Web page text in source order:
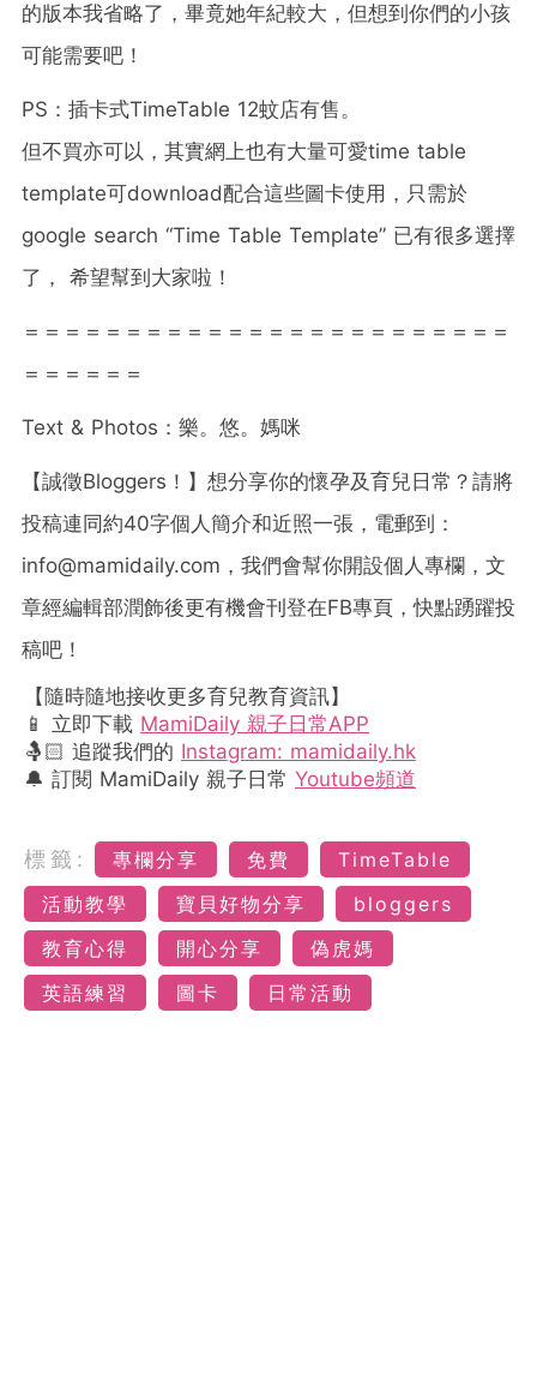
的版本我省略了，畢竟她年紀較大，但想到你們的小孩
可能需要吧！
PS：插卡式TimeTable 12蚊店有售。
但不買亦可以，其實網上也有大量可愛time table
template可download配合這些圖卡使用，只需於
google search “Time Table Template” 已有很多選擇
了， 希望幫到大家啦！
＝＝＝＝＝＝＝＝＝＝＝＝＝＝＝＝＝＝＝＝＝＝＝＝
＝＝＝＝＝＝
Text & Photos：樂。悠。媽咪
【誠徵Bloggers ！】想分享你的懷孕及育兒日常？請將
投稿連同約40字個人簡介和近照一張，電郵到：
info@mamidaily.com ，我們會幫你開設個人專欄，文
章經編輯部潤飾後更有機會刊登在FB專頁，快點踴躍投
稿吧！
【隨時隨地接收更多育兒教育資訊】
📱 立即下載 MamiDaily 親子日常APP
🤱🏻 追蹤我們的 Instagram: mamidaily.hk
🔔 訂閱 MamiDaily 親子日常 Youtube頻道
標籤: 專欄分享 免費
TimeTable
活動教學
寶貝好物分享
bloggers
教育心得
開心分享
偽虎媽
英語練習
圖卡 日常活動